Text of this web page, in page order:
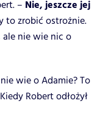
– Nie, jeszcze jej
to zrobić ostrożnie.
nie wie nic o
wie o Adamie? To
Robert odłożył